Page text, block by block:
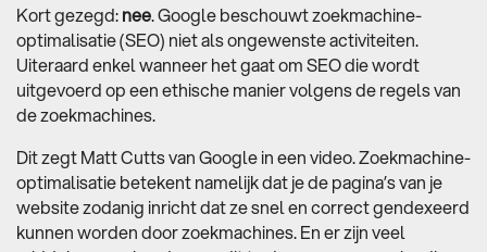
Kort gezegd:nee. Google beschouwt zoekmachine-
optimalisatie (SEO) niet als ongewenste activiteiten.
Uiteraard enkel wanneer het gaat om SEO die wordt
uitgevoerd op een ethische manier volgens de regels van
de zoekmachines.
Dit zegt Matt Cutts van Google in een video. Zoekmachine-
optimalisatie betekent namelijk dat je de pagina’s van je
website zodanig inricht dat ze snel en correct gendexeerd
kunnen worden door zoekmachines. En er zijn veel